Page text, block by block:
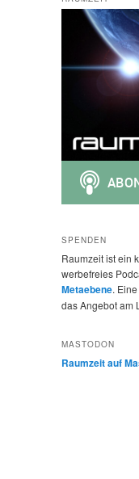
SPENDEN
Raumzeit ist ein
werbefreies
Metaebene. Eine
das Angebot am
MASTODON
Raumzeit auf